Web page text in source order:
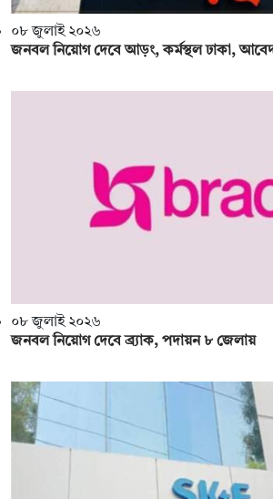
০৮ জুলাই ২০২৬
জনবল নিয়োগ দেবে আড়ং, কর্মস্থল ঢাকা,
০৮ জুলাই ২০২৬
জনবল নিয়োগ দেবে ব্র্যাক, পদায়ন ৮ জেলায়